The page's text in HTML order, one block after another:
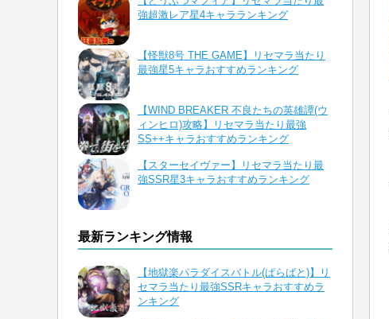
強超激レア星4キャラランキング
【怪獣8号 THE GAME】リセマラ当たり
最強星5キャラおすすめランキング
【WIND BREAKER 不良たちの英雄譚(ウ
ィンヒロ)攻略】リセマラ当たり最強
SS++キャラおすすめランキング
【スターセイヴァー】リセマラ当たり最
強SSR星3キャラおすすめランキング
最新ランキング情報
【地獄楽パラダイスバトル(ぱらばと)】リ
セマラ当たり最強SSRキャラおすすめラ
ンキング